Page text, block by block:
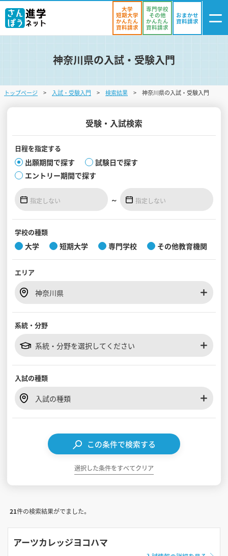
ログイン
・登録
気になる
学校を探す
オープンキャンパスを探す
入試・受験入門
見学会WEB手引書
大学
短期大学
かんたん
資料請求
専門学校
その他
かんたん
資料請求
おまかせ
資料請求
神奈川県の入試・受験入門
トップページ 入試・受験入門 検索結果 神奈川県の入試・受験入門
受験・入試検索
日程を指定する
出願期間で探す
試験日で探す
エントリー期間で探す
～
学校の種類
大学 短期大学 専門学校 その他教育機関
エリア
神奈川県
系統・分野
系統・分野を選択してください
入試の種類
入試の種類
この条件で検索する
選択した条件をすべてクリア
21件の検索結果がでました。
アーツカレッジヨコハマ